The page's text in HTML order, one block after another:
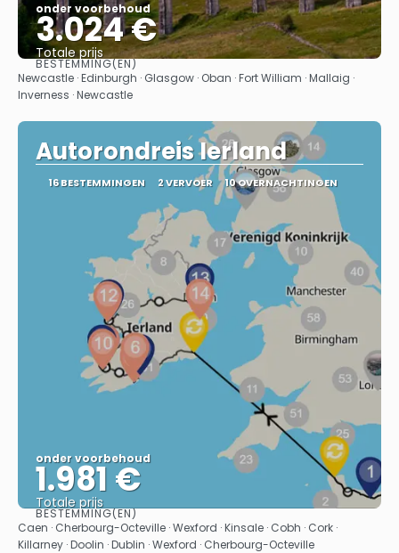
onder voorbehoud
3.024 €
Totale prijs
Bekijk
BESTEMMING(EN)
Newcastle · Edinburgh · Glasgow · Oban · Fort William · Mallaig ·
Inverness · Newcastle
Autorondreis Ierland
16 BESTEMMINGEN 2 VERVOER 10 OVERNACHTINGEN
onder voorbehoud
1.981 €
Totale prijs
Bekijk
BESTEMMING(EN)
Caen · Cherbourg-Octeville · Wexford · Kinsale · Cobh · Cork ·
Killarney · Doolin · Dublin · Wexford · Cherbourg-Octeville